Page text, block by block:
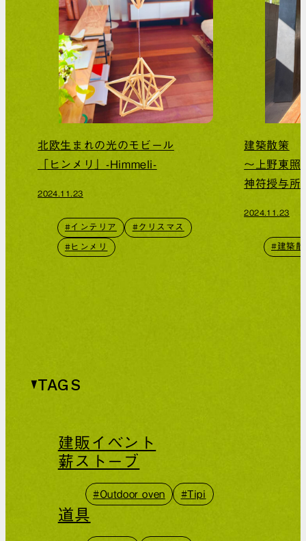
北欧生まれの光のモビール
「ヒンメリ」-Himmeli-
2024.11.23
#インテリア #クリスマス
#ヒンメリ
建築散策
～上野東照
神符授与所
2024.11.23
#建築散
TAGS
建販イベント
薪ストーブ
#Outdoor oven #Tipi
道具